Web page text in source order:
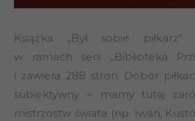
Książka „Był sobie piłkarz”
w ramach serii „Biblioteka
i zawiera 288 stron. Dobór
subiektywny – mamy tutaj
mistrzostw świata (np. Iwan,